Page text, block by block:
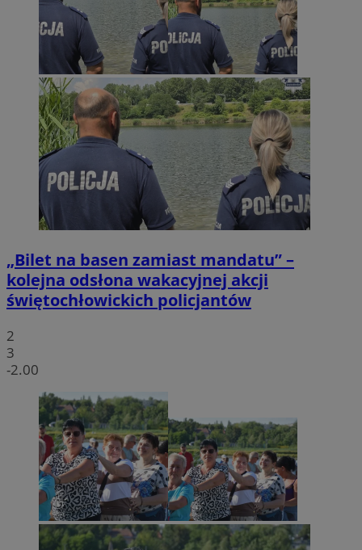
„Bilet na basen zamiast mandatu” –
kolejna odsłona wakacyjnej akcji
świętochłowickich policjantów
2
3
-2.00